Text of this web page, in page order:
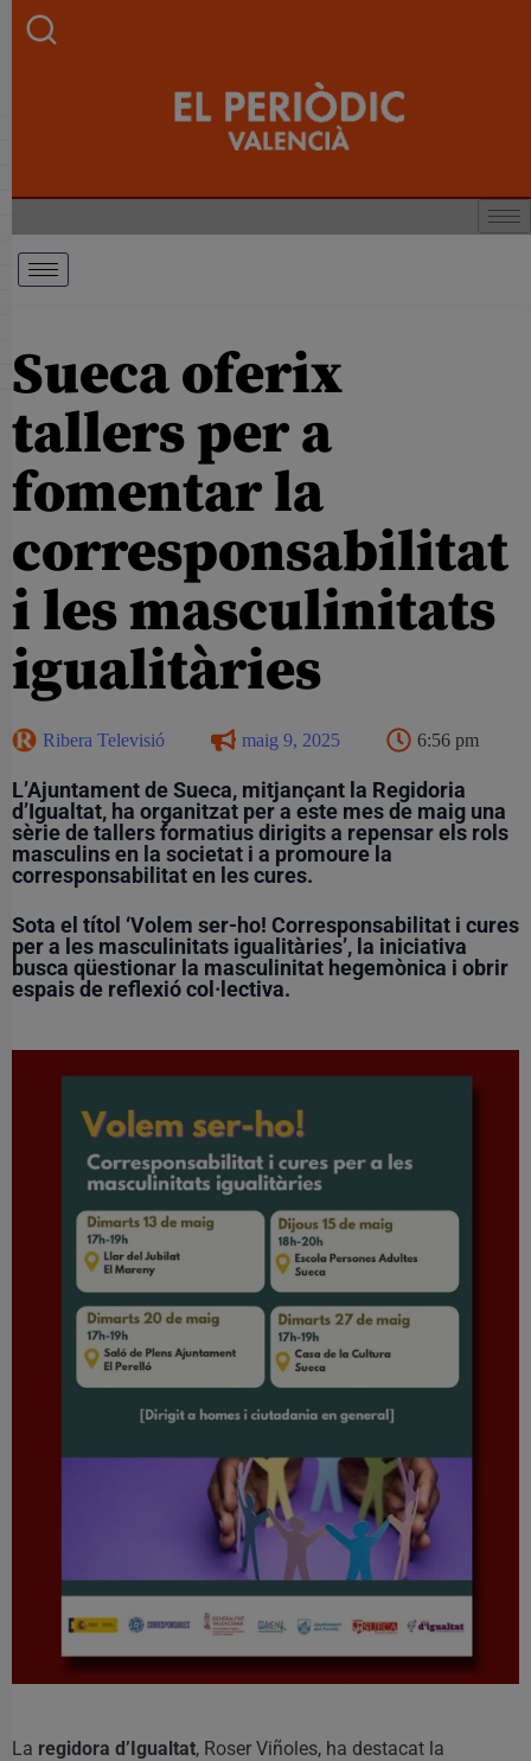
Sueca oferix
tallers per a
fomentar la
corresponsabilitat
i les masculinitats
igualitàries
Ribera Televisió maig 9, 2025 6:56 pm
L’Ajuntament de Sueca, mitjançant la Regidoria
d’Igualtat, ha organitzat per a este mes de maig una
sèrie de tallers formatius dirigits a repensar els rols
masculins en la societat i a promoure la
corresponsabilitat en les cures.
Sota el títol ‘Volem ser-ho! Corresponsabilitat i cures
per a les masculinitats igualitàries’, la iniciativa
busca qüestionar la masculinitat hegemònica i obrir
espais de reflexió col·lectiva.
La regidora d’Igualtat, Roser Viñoles, ha destacat la